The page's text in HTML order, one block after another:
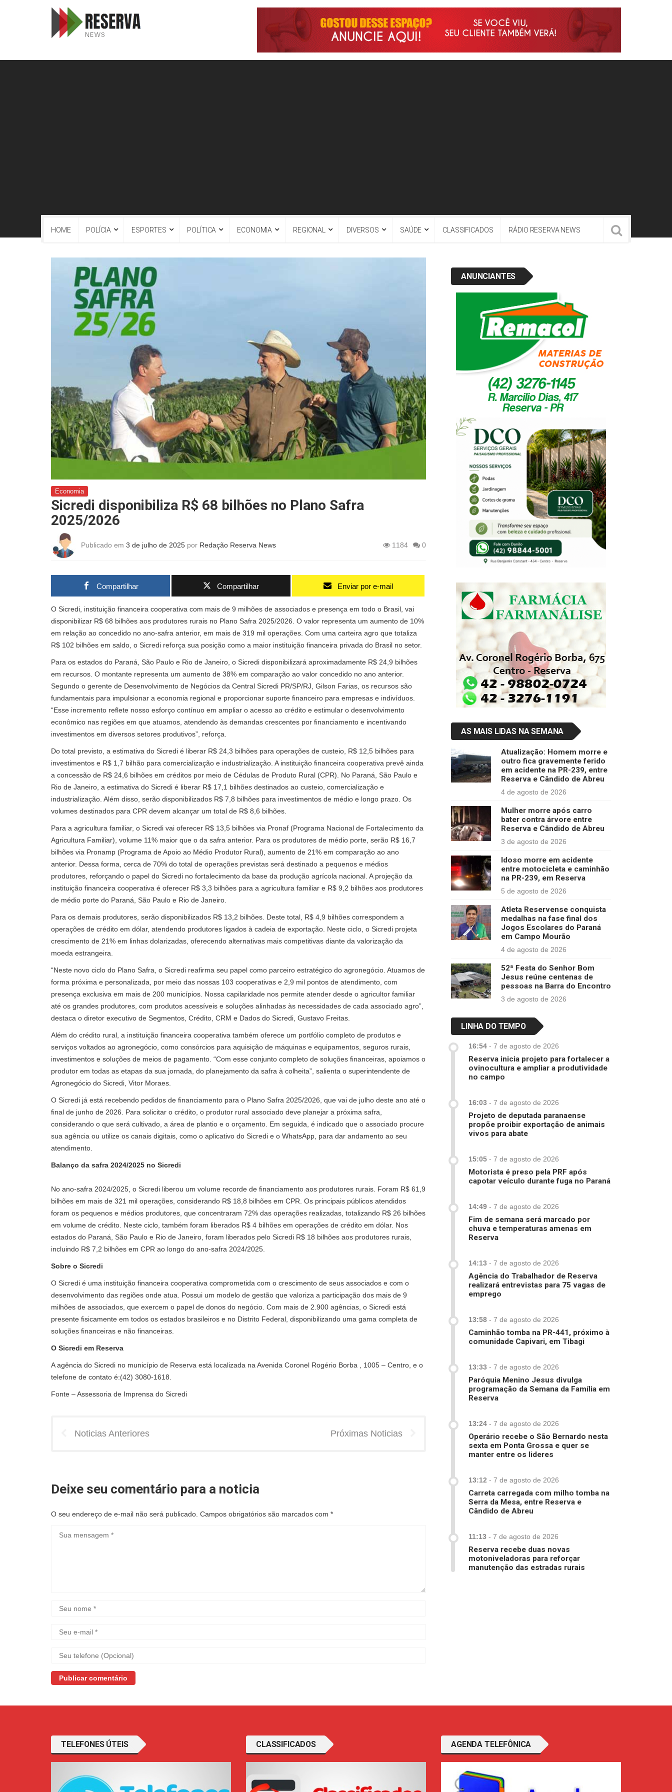
HOME POLÍCIA ESPORTES POLÍTICA ECONOMIA REGIONAL DIVERSOS SAÚDE CLASSIFICADOS RÁDIO RESERVA NEWS
Economia
Sicredi disponibiliza R$ 68 bilhões no Plano Safra
2025/2026
Publicado em 3 de julho de 2025 por Redação Reserva News 1184 0
Compartilhar Compartilhar Enviar por e-mail
O Sicredi, instituição financeira cooperativa com mais de 9 milhões de associados e presença em todo o Brasil, vai
disponibilizar R$ 68 bilhões aos produtores rurais no Plano Safra 2025/2026. O valor representa um aumento de 10%
em relação ao concedido no ano-safra anterior, em mais de 319 mil operações. Com uma carteira agro que totaliza
R$ 102 bilhões em saldo, o Sicredi reforça sua posição como a maior instituição financeira privada do Brasil no setor.
Para os estados do Paraná, São Paulo e Rio de Janeiro, o Sicredi disponibilizará aproximadamente R$ 24,9 bilhões
em recursos. O montante representa um aumento de 38% em comparação ao valor concedido no ano anterior.
Segundo o gerente de Desenvolvimento de Negócios da Central Sicredi PR/SP/RJ, Gilson Farias, os recursos são
fundamentais para impulsionar a economia regional e proporcionar suporte financeiro para empresas e indivíduos.
“Esse incremento reflete nosso esforço contínuo em ampliar o acesso ao crédito e estimular o desenvolvimento
econômico nas regiões em que atuamos, atendendo às demandas crescentes por financiamento e incentivando
investimentos em diversos setores produtivos”, reforça.
Do total previsto, a estimativa do Sicredi é liberar R$ 24,3 bilhões para operações de custeio, R$ 12,5 bilhões para
investimentos e R$ 1,7 bilhão para comercialização e industrialização. A instituição financeira cooperativa prevê ainda
a concessão de R$ 24,6 bilhões em créditos por meio de Cédulas de Produto Rural (CPR). No Paraná, São Paulo e
Rio de Janeiro, a estimativa do Sicredi é liberar R$ 17,1 bilhões destinados ao custeio, comercialização e
industrialização. Além disso, serão disponibilizados R$ 7,8 bilhões para investimentos de médio e longo prazo. Os
volumes destinados para CPR devem alcançar um total de R$ 8,6 bilhões.
Para a agricultura familiar, o Sicredi vai oferecer R$ 13,5 bilhões via Pronaf (Programa Nacional de Fortalecimento da
Agricultura Familiar), volume 11% maior que o da safra anterior. Para os produtores de médio porte, serão R$ 16,7
bilhões via Pronamp (Programa de Apoio ao Médio Produtor Rural), aumento de 21% em comparação ao ano
anterior. Dessa forma, cerca de 70% do total de operações previstas será destinado a pequenos e médios
produtores, reforçando o papel do Sicredi no fortalecimento da base da produção agrícola nacional. A projeção da
instituição financeira cooperativa é oferecer R$ 3,3 bilhões para a agricultura familiar e R$ 9,2 bilhões aos produtores
de médio porte do Paraná, São Paulo e Rio de Janeiro.
Para os demais produtores, serão disponibilizados R$ 13,2 bilhões. Deste total, R$ 4,9 bilhões correspondem a
operações de crédito em dólar, atendendo produtores ligados à cadeia de exportação. Neste ciclo, o Sicredi projeta
crescimento de 21% em linhas dolarizadas, oferecendo alternativas mais competitivas diante da valorização da
moeda estrangeira.
“Neste novo ciclo do Plano Safra, o Sicredi reafirma seu papel como parceiro estratégico do agronegócio. Atuamos de
forma próxima e personalizada, por meio das nossas 103 cooperativas e 2,9 mil pontos de atendimento, com
presença exclusiva em mais de 200 municípios. Nossa capilaridade nos permite atender desde o agricultor familiar
até os grandes produtores, com produtos acessíveis e soluções alinhadas às necessidades de cada associado agro”,
destaca o diretor executivo de Segmentos, Crédito, CRM e Dados do Sicredi, Gustavo Freitas.
Além do crédito rural, a instituição financeira cooperativa também oferece um portfólio completo de produtos e
serviços voltados ao agronegócio, como consórcios para aquisição de máquinas e equipamentos, seguros rurais,
investimentos e soluções de meios de pagamento. “Com esse conjunto completo de soluções financeiras, apoiamos o
produtor em todas as etapas da sua jornada, do planejamento da safra à colheita”, salienta o superintendente de
Agronegócio do Sicredi, Vitor Moraes.
O Sicredi já está recebendo pedidos de financiamento para o Plano Safra 2025/2026, que vai de julho deste ano até o
final de junho de 2026. Para solicitar o crédito, o produtor rural associado deve planejar a próxima safra,
considerando o que será cultivado, a área de plantio e o orçamento. Em seguida, é indicado que o associado procure
sua agência ou utilize os canais digitais, como o aplicativo do Sicredi e o WhatsApp, para dar andamento ao seu
atendimento.
Balanço da safra 2024/2025 no Sicredi
No ano-safra 2024/2025, o Sicredi liberou um volume recorde de financiamento aos produtores rurais. Foram R$ 61,9
bilhões em mais de 321 mil operações, considerando R$ 18,8 bilhões em CPR. Os principais públicos atendidos
foram os pequenos e médios produtores, que concentraram 72% das operações realizadas, totalizando R$ 26 bilhões
em volume de crédito. Neste ciclo, também foram liberados R$ 4 bilhões em operações de crédito em dólar. Nos
estados do Paraná, São Paulo e Rio de Janeiro, foram liberados pelo Sicredi R$ 18 bilhões aos produtores rurais,
incluindo R$ 7,2 bilhões em CPR ao longo do ano-safra 2024/2025.
Sobre o Sicredi
O Sicredi é uma instituição financeira cooperativa comprometida com o crescimento de seus associados e com o
desenvolvimento das regiões onde atua. Possui um modelo de gestão que valoriza a participação dos mais de 9
milhões de associados, que exercem o papel de donos do negócio. Com mais de 2.900 agências, o Sicredi está
presente fisicamente em todos os estados brasileiros e no Distrito Federal, disponibilizando uma gama completa de
soluções financeiras e não financeiras.
O Sicredi em Reserva
A agência do Sicredi no município de Reserva está localizada na Avenida Coronel Rogério Borba , 1005 – Centro, e o
telefone de contato é:(42) 3080-1618.
Fonte – Assessoria de Imprensa do Sicredi
Noticias Anteriores Próximas Noticias
Deixe seu comentário para a noticia
O seu endereço de e-mail não será publicado. Campos obrigatórios são marcados com *
ANUNCIANTES
AS MAIS LIDAS NA SEMANA
Atualização: Homem morre e
outro fica gravemente ferido
em acidente na PR-239, entre
Reserva e Cândido de Abreu
4 de agosto de 2026
Mulher morre após carro
bater contra árvore entre
Reserva e Cândido de Abreu
3 de agosto de 2026
Idoso morre em acidente
entre motocicleta e caminhão
na PR-239, em Reserva
5 de agosto de 2026
Atleta Reservense conquista
medalhas na fase final dos
Jogos Escolares do Paraná
em Campo Mourão
4 de agosto de 2026
52ª Festa do Senhor Bom
Jesus reúne centenas de
pessoas na Barra do Encontro
3 de agosto de 2026
LINHA DO TEMPO
16:54 - 7 de agosto de 2026
Reserva inicia projeto para fortalecer a
ovinocultura e ampliar a produtividade
no campo
16:03 - 7 de agosto de 2026
Projeto de deputada paranaense
propõe proibir exportação de animais
vivos para abate
15:05 - 7 de agosto de 2026
Motorista é preso pela PRF após
capotar veículo durante fuga no Paraná
14:49 - 7 de agosto de 2026
Fim de semana será marcado por
chuva e temperaturas amenas em
Reserva
14:13 - 7 de agosto de 2026
Agência do Trabalhador de Reserva
realizará entrevistas para 75 vagas de
emprego
13:58 - 7 de agosto de 2026
Caminhão tomba na PR-441, próximo à
comunidade Capivari, em Tibagi
13:33 - 7 de agosto de 2026
Paróquia Menino Jesus divulga
programação da Semana da Família em
Reserva
13:24 - 7 de agosto de 2026
Operário recebe o São Bernardo nesta
sexta em Ponta Grossa e quer se
manter entre os lideres
13:12 - 7 de agosto de 2026
Carreta carregada com milho tomba na
Serra da Mesa, entre Reserva e
Cândido de Abreu
11:13 - 7 de agosto de 2026
Reserva recebe duas novas
motoniveladoras para reforçar
manutenção das estradas rurais
TELEFONES ÚTEIS CLASSIFICADOS AGENDA TELEFÔNICA